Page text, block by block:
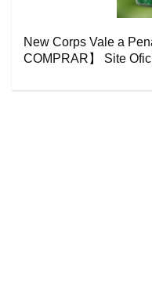
New Corps Vale a
COMPRAR】 Site